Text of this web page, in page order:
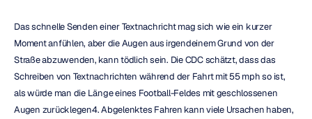
Das schnelle Senden einer Textnachricht mag sich wie ein kurzer
Moment anfühlen, aber die Augen aus irgendeinem Grund von der
Straße abzuwenden, kann tödlich sein. Die CDC schätzt, dass das
Schreiben von Textnachrichten während der Fahrt mit 55 mph so ist,
als würde man die Länge eines Football-Feldes mit geschlossenen
Augen zurücklegen4. Abgelenktes Fahren kann viele Ursachen haben,